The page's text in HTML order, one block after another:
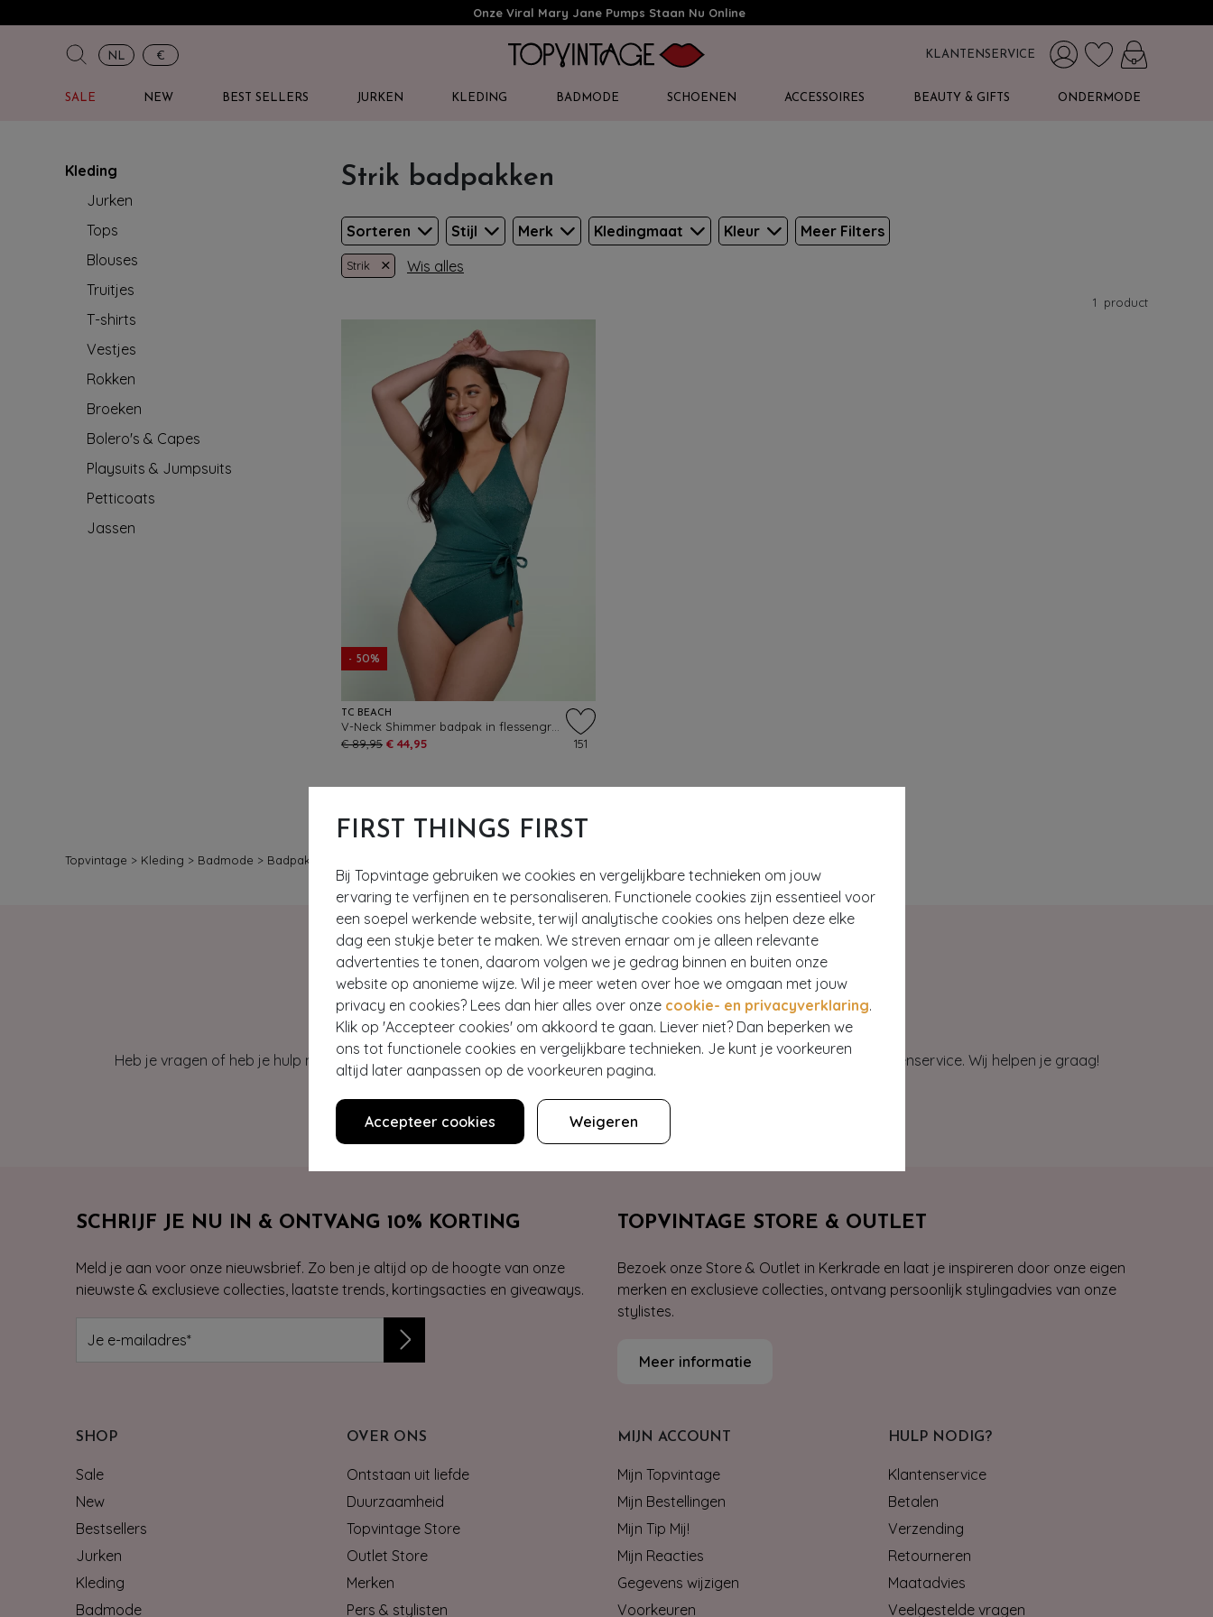
FIRST THINGS FIRST
Bij Topvintage gebruiken we cookies en vergelijkbare technieken om jouw
ervaring te verfijnen en te personaliseren. Functionele cookies zijn essentieel voor
een soepel werkende website, terwijl analytische cookies ons helpen deze elke
dag een stukje beter te maken. We streven ernaar om je alleen relevante
advertenties te tonen, daarom volgen we je gedrag binnen en buiten onze
website op anonieme wijze. Wil je meer weten over hoe we omgaan met jouw
privacy en cookies? Lees dan hier alles over onze cookie- en privacyverklaring.
Klik op 'Accepteer cookies' om akkoord te gaan. Liever niet? Dan beperken we
ons tot functionele cookies en vergelijkbare technieken. Je kunt je voorkeuren
altijd later aanpassen op de voorkeuren pagina.
Accepteer cookies Weigeren
Onze Viral Mary Jane Pumps Staan Nu Online
NL € KLANTENSERVICE
SALE NEW BEST SELLERS JURKEN KLEDING BADMODE SCHOENEN ACCESSOIRES BEAUTY & GIFTS ONDERMODE
Kleding
Jurken
Tops
Blouses
Truitjes
T-shirts
Vestjes
Rokken
Broeken
Bolero's & Capes
Playsuits & Jumpsuits
Petticoats
Jassen
Strik badpakken
Sorteren Stijl Merk Kledingmaat Kleur Meer Filters
Strik × Wis alles
1 product
- 50%
TC BEACH
€ 89,95 € 44,95 151
Topvintage > Kleding > Badmode > Badpakken
Hey gorgeous
Heb je vragen of heb je hulp nodig bij je bestelling? Lees onze veelgestelde vragen of neem contact op met onze klantenservice. Wij helpen je graag!
SCHRIJF JE NU IN & ONTVANG 10% KORTING
Meld je aan voor onze nieuwsbrief. Zo ben je altijd op de hoogte van onze
nieuwste & exclusieve collecties, laatste trends, kortingsacties en giveaways.
TOPVINTAGE STORE & OUTLET
Bezoek onze Store & Outlet in Kerkrade en laat je inspireren door onze eigen
merken en exclusieve collecties, ontvang persoonlijk stylingadvies van onze
stylistes.
Meer informatie
SHOP
Sale
New
Bestsellers
Jurken
Kleding
Badmode
OVER ONS
Ontstaan uit liefde
Duurzaamheid
Topvintage Store
Outlet Store
Merken
Pers & stylisten
MIJN ACCOUNT
Mijn Topvintage
Mijn Bestellingen
Mijn Tip Mij!
Mijn Reacties
Gegevens wijzigen
Voorkeuren
HULP NODIG?
Klantenservice
Betalen
Verzending
Retourneren
Maatadvies
Veelgestelde vragen